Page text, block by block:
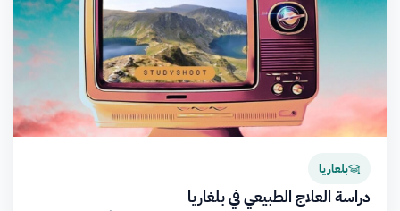
بلغاريا
دراسة العلاج الطبيعي في بلغاريا